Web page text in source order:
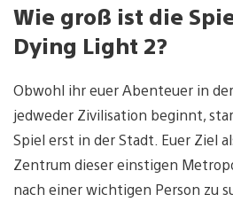
Wie groß ist die
Dying Light 2?
Obwohl ihr euer Abenteuer in
jedweder Zivilisation beginnt,
Spiel erst in der Stadt. Euer Ziel
Zentrum dieser einstigen
nach einer wichtigen Person zu